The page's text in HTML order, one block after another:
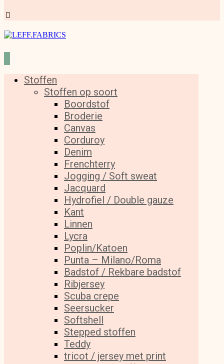
Stoffen
Stoffen op soort
Boordstof
Broderie
Canvas
Corduroy
Denim
Frenchterry
Jogging / Soft sweat
Jacquard
Hydrofiel / Double gauze
Kant
Linnen
Lycra
Poplin/Katoen
Punta – Milano/Roma
Badstof / Rekbare badstof
Ribjersey
Scuba crepe
Seersucker
Softshell
Stepped stoffen
Teddy
tricot / jersey met print